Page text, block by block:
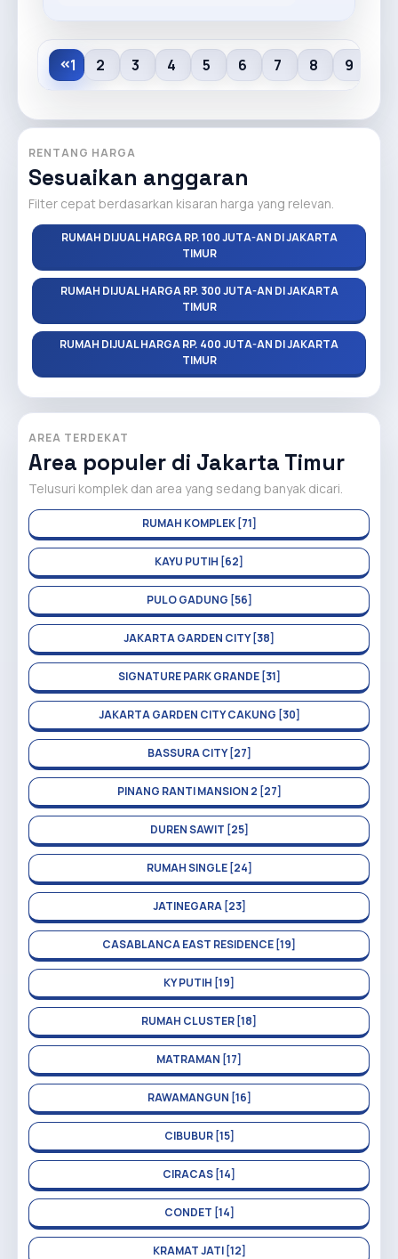
1 2 3 4 5 6 7 8 9
RENTANG HARGA
Sesuaikan anggaran
Filter cepat berdasarkan kisaran harga yang relevan.
RUMAH DIJUAL HARGA RP. 100 JUTA-AN DI JAKARTA
TIMUR
RUMAH DIJUAL HARGA RP. 300 JUTA-AN DI JAKARTA
TIMUR
RUMAH DIJUAL HARGA RP. 400 JUTA-AN DI JAKARTA
TIMUR
AREA TERDEKAT
Area populer di Jakarta Timur
Telusuri komplek dan area yang sedang banyak dicari.
RUMAH KOMPLEK [71]
KAYU PUTIH [62]
PULO GADUNG [56]
JAKARTA GARDEN CITY [38]
SIGNATURE PARK GRANDE [31]
JAKARTA GARDEN CITY CAKUNG [30]
BASSURA CITY [27]
PINANG RANTI MANSION 2 [27]
DUREN SAWIT [25]
RUMAH SINGLE [24]
JATINEGARA [23]
CASABLANCA EAST RESIDENCE [19]
KY PUTIH [19]
RUMAH CLUSTER [18]
MATRAMAN [17]
RAWAMANGUN [16]
CIBUBUR [15]
CIRACAS [14]
CONDET [14]
KRAMAT JATI [12]